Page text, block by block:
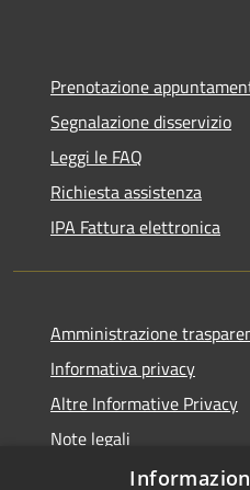
Prenotazione
Segnalazione disservizio
Leggi le FAQ
Richiesta assistenza
IPA Fattura elettronica
Amministrazione
Informativa privacy
Altre Informative Privacy
Note legali
Dichiarazione di